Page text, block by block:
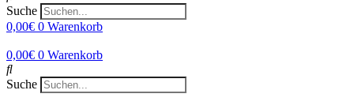
Suche
0,00€ 0 Warenkorb
0,00€ 0 Warenkorb
Suche